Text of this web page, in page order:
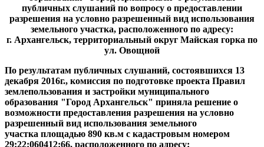
публичных слушаний по вопросу о предоставлении
разрешения на условно разрешенный вид использования
земельного участка, расположенного по адресу:
г. Архангельск, территориальный округ Майская горка по
ул. Овощной
По результатам публичных слушаний, состоявшихся 13
декабря 2016г., комиссия по подготовке проекта Правил
землепользования и застройки муниципального
образования "Город Архангельск" приняла решение о
возможности предоставления разрешения на условно
разрешенный вид использования земельного
участка площадью 890 кв.м с кадастровым номером
29:22:060412:66, расположенного по адресу: